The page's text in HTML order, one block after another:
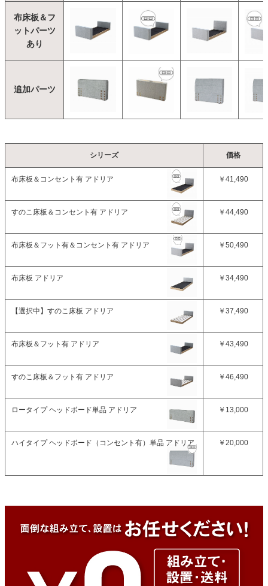
布床板＆フ
ットパーツ
あり
追加パーツ
シリーズ 価格
布床板＆コンセント有 アドリア ￥41,490
すのこ床板＆コンセント有 アドリア ￥44,490
布床板＆フット有＆コンセント有 アドリア ￥50,490
布床板 アドリア ￥34,490
【選択中】 すのこ床板 アドリア ￥37,490
布床板＆フット有 アドリア ￥43,490
すのこ床板＆フット有 アドリア ￥46,490
ロータイプ ヘッドボード単品 アドリア ￥13,000
ハイタイプ ヘッドボード（コンセント有）単品 アドリア ￥20,000